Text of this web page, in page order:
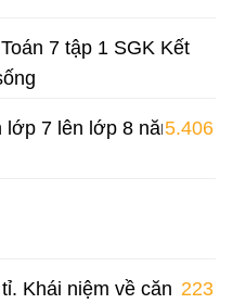
7 tập 1 SGK Kết
lớp 7 lên lớp 8 năm5.406
Khái niệm về căn bậc
223